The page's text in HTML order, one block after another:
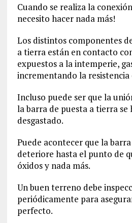
Cuando se realiza la
necesito hacer nada más!
Los distintos componentes
a tierra están en contacto
expuestos a la intemperie,
incrementando la resistencia
Incluso puede ser que la
la barra de puesta a tierra se
desgastado.
Puede acontecer que la
deteriore hasta el punto de
óxidos y nada más.
Un buen terreno debe
periódicamente para
perfecto.